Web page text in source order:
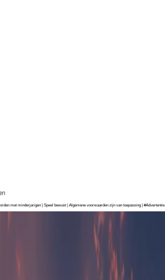
met minderjarigen | Speel bewust | Algemene voorwaarden zijn van toepassing | #Advertentie